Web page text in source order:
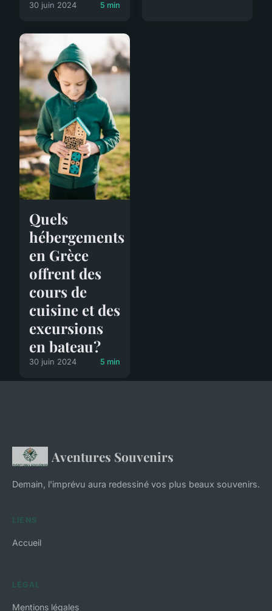
30 juin 2024 5 min
Quels
hébergements
en Grèce
offrent des
cours de
cuisine et des
excursions
en bateau?
30 juin 2024 5 min
Aventures Souvenirs
Demain, l'imprévu aura redessiné vos plus beaux souvenirs.
LIENS
Accueil
LÉGAL
Mentions légales